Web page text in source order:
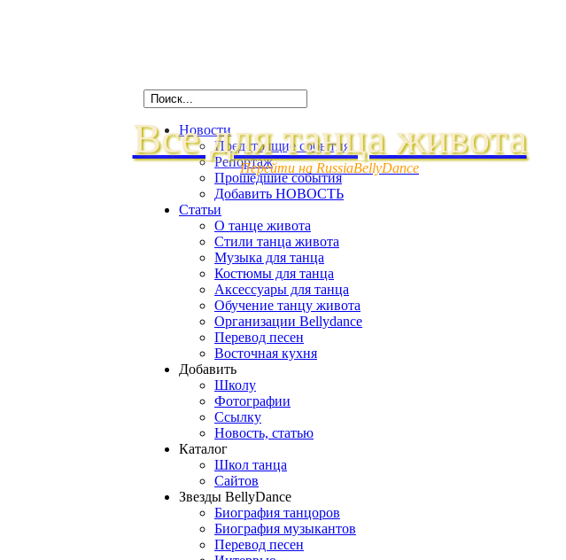
Все для танца живота
Перейти на RussiaBellyDance
Новости
Предстоящие события
Репортаж
Прошедшие события
Добавить НОВОСТЬ
Статьи
О танце живота
Стили танца живота
Музыка для танца
Костюмы для танца
Аксессуары для танца
Обучение танцу живота
Организации Bellydance
Перевод песен
Восточная кухня
Добавить
Школу
Фотографии
Ссылку
Новость, статью
Каталог
Школ танца
Сайтов
Звезды BellyDance
Биография танцоров
Биография музыкантов
Перевод песен